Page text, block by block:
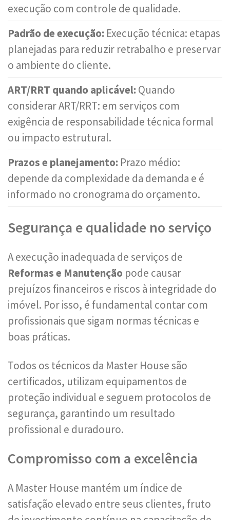
execução com controle de qualidade.
Padrão de execução: Execução técnica: etapas
planejadas para reduzir retrabalho e preservar
o ambiente do cliente.
ART/RRT quando aplicável: Quando
considerar ART/RRT: em serviços com
exigência de responsabilidade técnica formal
ou impacto estrutural.
Prazos e planejamento: Prazo médio:
depende da complexidade da demanda e é
informado no cronograma do orçamento.
Segurança e qualidade no serviço
A execução inadequada de serviços de
Reformas e Manutenção pode causar
prejuízos financeiros e riscos à integridade do
imóvel. Por isso, é fundamental contar com
profissionais que sigam normas técnicas e
boas práticas.
Todos os técnicos da Master House são
certificados, utilizam equipamentos de
proteção individual e seguem protocolos de
segurança, garantindo um resultado
profissional e duradouro.
Compromisso com a excelência
A Master House mantém um índice de
satisfação elevado entre seus clientes, fruto